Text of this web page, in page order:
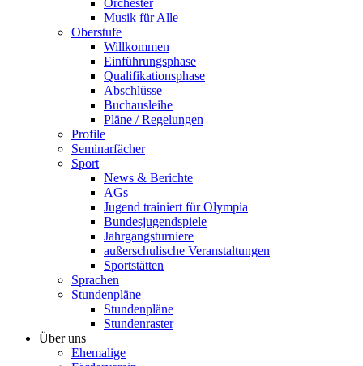
Musik für Alle
Oberstufe
Willkommen
Einführungsphase
Qualifikationsphase
Abschlüsse
Buchausleihe
Pläne / Regelungen
Profile
Seminarfächer
Sport
News & Berichte
AGs
Jugend trainiert für Olympia
Bundesjugendspiele
Jahrgangsturniere
außerschulische Veranstaltungen
Sportstätten
Sprachen
Stundenpläne
Stundenpläne
Stundenraster
Über uns
Ehemalige